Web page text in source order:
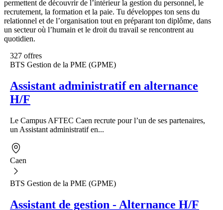
permettent de découvrir de l’intérieur la gestion du personnel, le
recrutement, la formation et la paie. Tu développes ton sens du
relationnel et de l’organisation tout en préparant ton diplôme, dans
un secteur où l’humain et le droit du travail se rencontrent au
quotidien.
327 offres
BTS Gestion de la PME (GPME)
Assistant administratif en alternance
H/F
Le Campus AFTEC Caen recrute pour l’un de ses partenaires,
un Assistant administratif en...
Caen
BTS Gestion de la PME (GPME)
Assistant de gestion - Alternance H/F